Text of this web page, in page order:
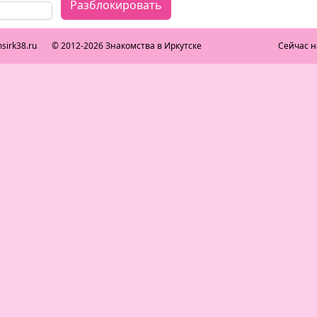
Разблокировать
© 2012-2026 Знакомства в Иркутске Сейчас